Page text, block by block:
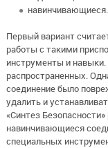
навинчивающиеся.
Первый вариант
работы с такими
инструменты и
распространенных.
соединение было
удалить и
«Синтез
навинчивающиеся
специальных